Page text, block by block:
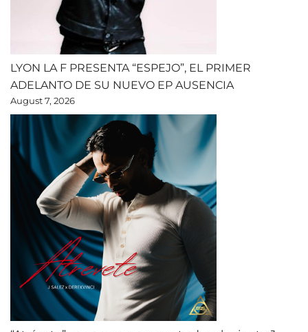
LYON LA F PRESENTA “ESPEJO”, EL PRIMER
ADELANTO DE SU NUEVO EP AUSENCIA
August 7, 2026